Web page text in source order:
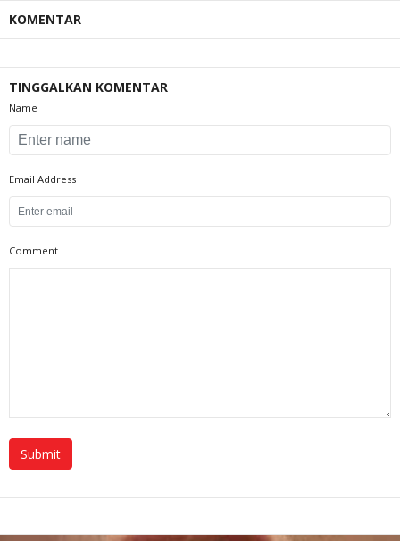
KOMENTAR
TINGGALKAN KOMENTAR
Name
Email Address
Comment